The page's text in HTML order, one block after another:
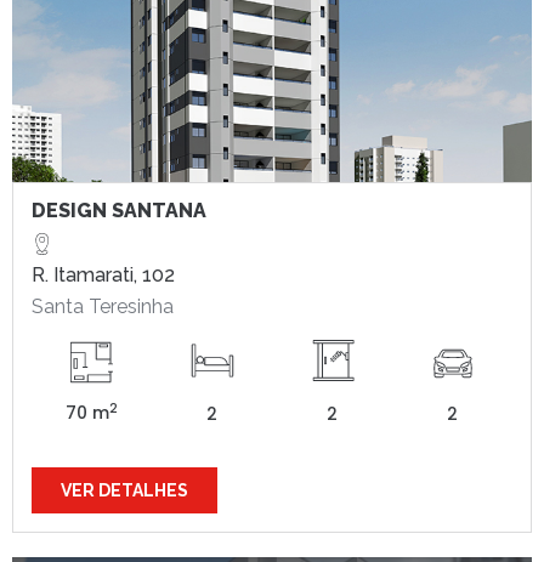
DESIGN SANTANA
R. Itamarati, 102
Santa Teresinha
70 m2 2 2 2
VER DETALHES